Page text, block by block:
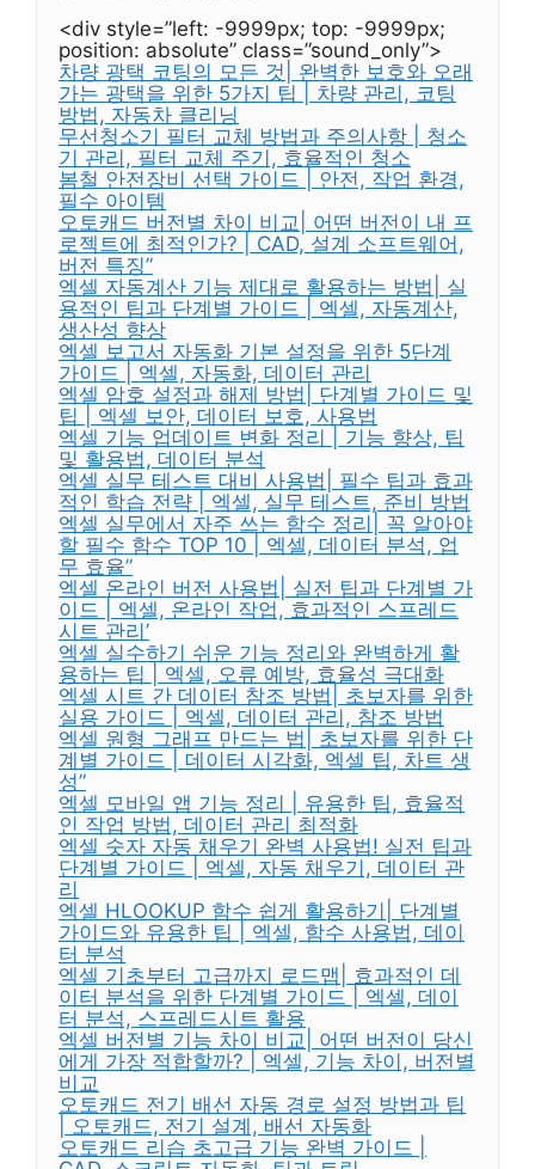
<div style=”left: -9999px; top: -9999px;
position: absolute” class=”sound_only”>
차량 광택 코팅의 모든 것| 완벽한 보호와 오래
가는 광택을 위한 5가지 팁 | 차량 관리, 코팅
방법, 자동차 클리닝
무선청소기 필터 교체 방법과 주의사항 | 청소
기 관리, 필터 교체 주기, 효율적인 청소
봄철 안전장비 선택 가이드 | 안전, 작업 환경,
필수 아이템
오토캐드 버전별 차이 비교| 어떤 버전이 내 프
로젝트에 최적인가? | CAD, 설계 소프트웨어,
버전 특징”
엑셀 자동계산 기능 제대로 활용하는 방법| 실
용적인 팁과 단계별 가이드 | 엑셀, 자동계산,
생산성 향상
엑셀 보고서 자동화 기본 설정을 위한 5단계
가이드 | 엑셀, 자동화, 데이터 관리
엑셀 암호 설정과 해제 방법| 단계별 가이드 및
팁 | 엑셀 보안, 데이터 보호, 사용법
엑셀 기능 업데이트 변화 정리 | 기능 향상, 팁
및 활용법, 데이터 분석
엑셀 실무 테스트 대비 사용법| 필수 팁과 효과
적인 학습 전략 | 엑셀, 실무 테스트, 준비 방법
엑셀 실무에서 자주 쓰는 함수 정리| 꼭 알아야
할 필수 함수 TOP 10 | 엑셀, 데이터 분석, 업
무 효율”
엑셀 온라인 버전 사용법| 실전 팁과 단계별 가
이드 | 엑셀, 온라인 작업, 효과적인 스프레드
시트 관리’
엑셀 실수하기 쉬운 기능 정리와 완벽하게 활
용하는 팁 | 엑셀, 오류 예방, 효율성 극대화
엑셀 시트 간 데이터 참조 방법| 초보자를 위한
실용 가이드 | 엑셀, 데이터 관리, 참조 방법
엑셀 원형 그래프 만드는 법| 초보자를 위한 단
계별 가이드 | 데이터 시각화, 엑셀 팁, 차트 생
성”
엑셀 모바일 앱 기능 정리 | 유용한 팁, 효율적
인 작업 방법, 데이터 관리 최적화
엑셀 숫자 자동 채우기 완벽 사용법! 실전 팁과
단계별 가이드 | 엑셀, 자동 채우기, 데이터 관
리
엑셀 HLOOKUP 함수 쉽게 활용하기| 단계별
가이드와 유용한 팁 | 엑셀, 함수 사용법, 데이
터 분석
엑셀 기초부터 고급까지 로드맵| 효과적인 데
이터 분석을 위한 단계별 가이드 | 엑셀, 데이
터 분석, 스프레드시트 활용
엑셀 버전별 기능 차이 비교| 어떤 버전이 당신
에게 가장 적합할까? | 엑셀, 기능 차이, 버전별
비교
오토캐드 전기 배선 자동 경로 설정 방법과 팁
| 오토캐드, 전기 설계, 배선 자동화
오토캐드 리습 초고급 기능 완벽 가이드 |